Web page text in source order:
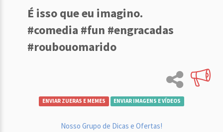
É isso que eu imagino.
#comedia #fun #engracadas
#roubouomarido
ENVIAR ZUERAS E MEMES ENVIAR IMAGENS E VÍDEOS
Nosso Grupo de Dicas e Ofertas!